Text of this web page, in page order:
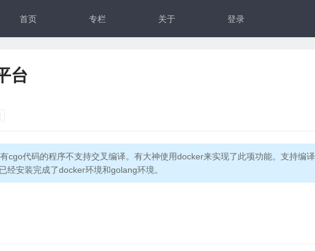
首页 专栏 关于 登录
台
cgo代码的程序不支持交叉编译。有大神使用docker来实现了此项功能。支持编译
经安装完成了docker环境和golang环境。